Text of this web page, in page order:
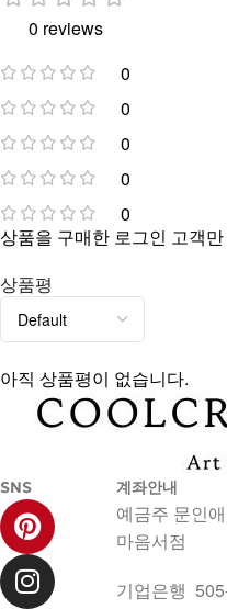
0 reviews
0
0
0
0
0
상품평
아직 상품평이 없습니다.
상품을 구매한 로그인 고객
SNS 계좌안내
예금주 문인애
마음서점
기업은행